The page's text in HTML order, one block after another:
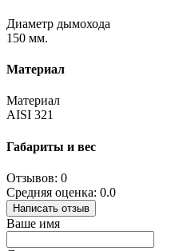
Диаметр дымохода
150 мм.
Материал
Материал
AISI 321
Габариты и вес
Отзывов: 0
Средняя оценка: 0.0
Написать отзыв
Ваше имя